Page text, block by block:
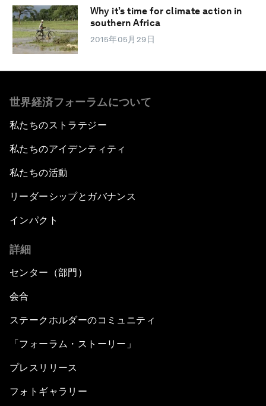
Why it’s time for climate action in
southern Africa
2015年05月29日
世界経済フォーラムについて
私たちのストラテジー
私たちのアイデンティティ
私たちの活動
リーダーシップとガバナンス
インパクト
詳細
センター（部門）
会合
ステークホルダーのコミュニティ
「フォーラム・ストーリー」
プレスリリース
フォトギャラリー